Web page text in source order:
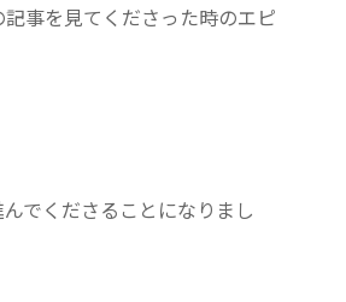
事を見てくださった時のエピ
でくださることになりまし